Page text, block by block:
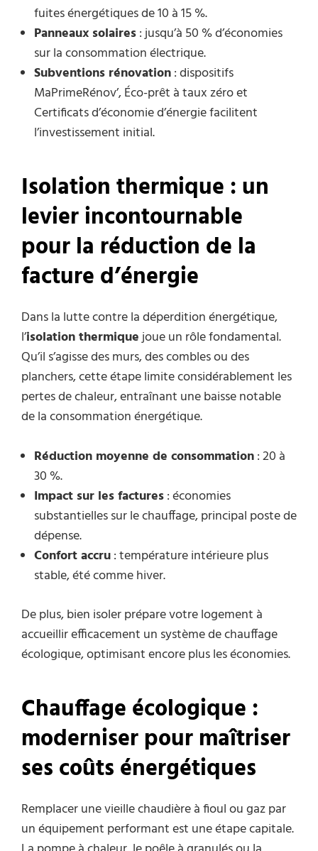
fuites énergétiques de 10 à 15 %.
Panneaux solaires: jusqu’à 50 % d’économies
sur la consommation électrique.
Subventions rénovation: dispositifs
MaPrimeRénov’, Éco-prêt à taux zéro et
Certificats d’économie d’énergie facilitent
l’investissement initial.
Isolation thermique : un
levier incontournable
pour la réduction de la
facture d’énergie
Dans la lutte contre la déperdition énergétique,
l’isolation thermiquejoue un rôle fondamental.
Qu’il s’agisse des murs, des combles ou des
planchers, cette étape limite considérablement les
pertes de chaleur, entraînant une baisse notable
de la consommation énergétique.
Réduction moyenne de consommation: 20 à
30 %.
Impact sur les factures: économies
substantielles sur le chauffage, principal poste de
dépense.
Confort accru: température intérieure plus
stable, été comme hiver.
De plus, bien isoler prépare votre logement à
accueillir efficacement un système de chauffage
écologique, optimisant encore plus les économies.
Chauffage écologique :
moderniser pour maîtriser
ses coûts énergétiques
Remplacer une vieille chaudière à fioul ou gaz par
un équipement performant est une étape capitale.